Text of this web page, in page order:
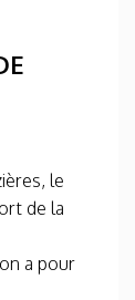
le
de la
a pour